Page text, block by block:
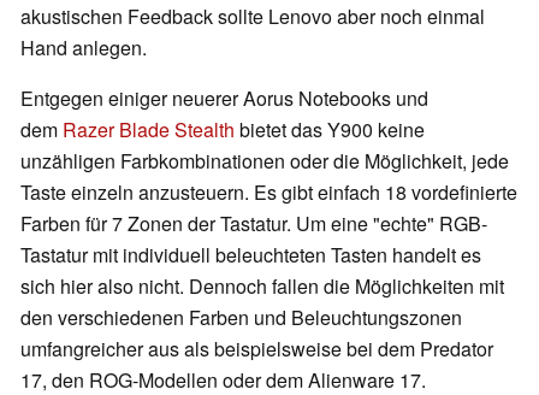
akustischen Feedback sollte Lenovo aber noch einmal
Hand anlegen.
Entgegen einiger neuerer Aorus Notebooks und
dem Razer Blade Stealth bietet das Y900 keine
unzähligen Farbkombinationen oder die Möglichkeit, jede
Taste einzeln anzusteuern. Es gibt einfach 18 vordefinierte
Farben für 7 Zonen der Tastatur. Um eine "echte" RGB-
Tastatur mit individuell beleuchteten Tasten handelt es
sich hier also nicht. Dennoch fallen die Möglichkeiten mit
den verschiedenen Farben und Beleuchtungszonen
umfangreicher aus als beispielsweise bei dem Predator
17, den ROG-Modellen oder dem Alienware 17.